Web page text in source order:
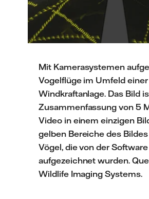
Mit Kamerasystemen
Vogelflüge im Umfeld einer
Windkraftanlage. Das Bild
Zusammenfassung von 5
Video in einem einzigen
gelben Bereiche des
Vögel, die von der Software
aufgezeichnet wurden.
Wildlife Imaging Systems.